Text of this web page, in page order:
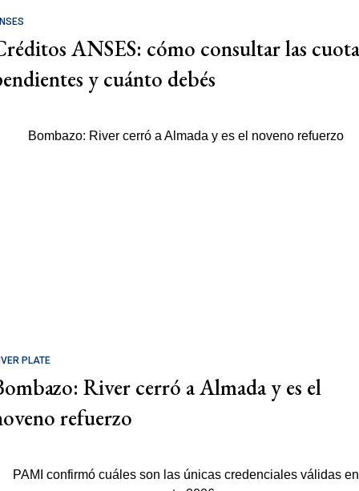
ANSES: cómo consultar las
y cuánto debés
PLATE
River cerró a Almada y es el
refuerzo